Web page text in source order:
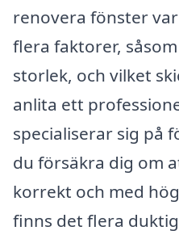
renovera fönster
flera faktorer,
storlek, och vilket
anlita ett
specialiserar sig på
du försäkra dig om
korrekt och med
finns det flera